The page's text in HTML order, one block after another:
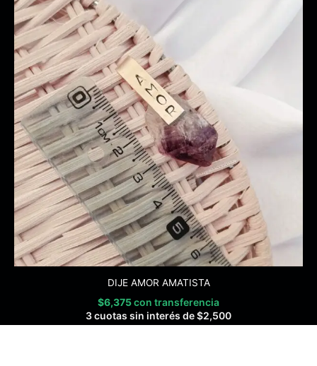
DIJE AMOR AMATISTA
$6,375con transferencia
3 cuotas sin interés de$2,500